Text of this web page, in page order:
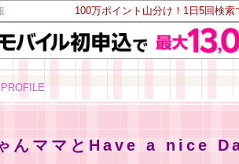
100万ポイント山分け！1日5回検
PROFILE
んママとHave a nice